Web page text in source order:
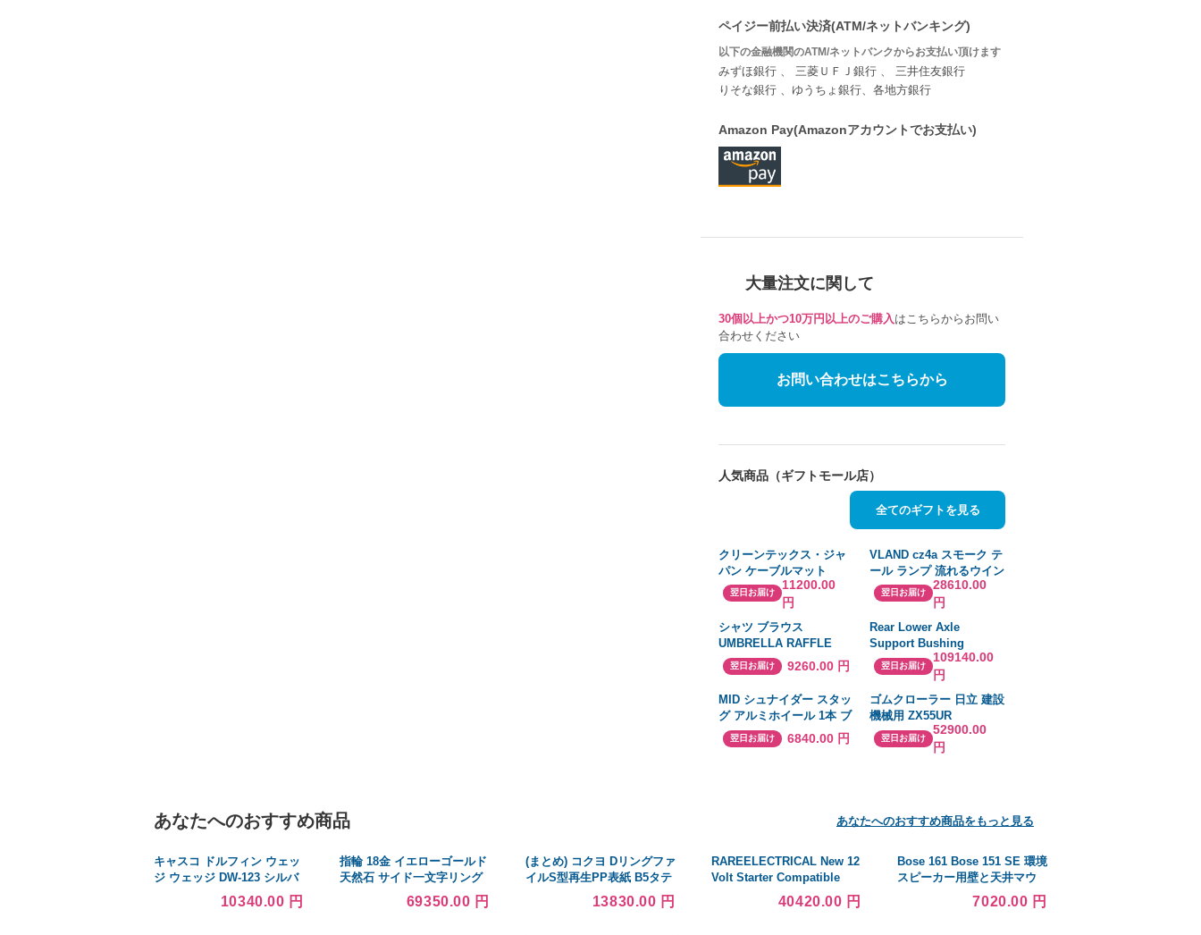
ペイジー前払い決済(ATM/ネットバンキング)
以下の金融機関のATM/ネットバンクからお支払い頂けます
みずほ銀行 、 三菱ＵＦＪ銀行 、 三井住友銀行
りそな銀行 、ゆうちょ銀行、各地方銀行
Amazon Pay(Amazonアカウントでお支払い)
大量注文に関して
30個以上かつ10万円以上のご購入 はこちらからお問い
合わせください
お問い合わせはこちらから
人気商品（ギフトモール店）
全てのギフトを見る
クリーンテックス・ジャ
パン ケーブルマット
50×200cm AY00007
翌日お届け
11200.00
円
VLAND cz4a スモーク テ
ール ランプ 流れるウイン
カー ランエボX ギャラン
フォルティス LED テール
翌日お届け
28610.00
円
シャツ ブラウス
UMBRELLA RAFFLE
TOP レディース
翌日お届け 9260.00 円
Rear Lower Axle
Support Bushing
Compatible With Audi
Cabriolet 1 並行輸入品
翌日お届け
109140.00
円
MID シュナイダー スタッ
グ アルミホイール 1本 ブ
ーン M300系(14×5.5J 4-
100 INSET38 メタリック
翌日お届け 6840.00 円
ゴムクローラー 日立 建設
機械用 ZX55UR
400×72.5×74
翌日お届け
52900.00
円
あなたへのおすすめ商品 あなたへのおすすめ商品をもっと見る
キャスコ ドルフィン ウェッ
ジ ウェッジ DW-123 シルバ
ー Dolphin Wedge DW-123
シルバー 52° フレックスそ
10340.00 円
指輪 18金 イエローゴールド
天然石 サイド一文字リング
主石の直径約3.8mm 四本爪
69350.00 円
(まとめ) コクヨ Dリングファ
イルS型再生PP表紙 B5タテ
2穴 300枚収容 背幅45mm
緑 フ-FD431NG 1冊 〔×30セ
13830.00 円
RAREELECTRICAL New 12
Volt Starter Compatible
with YANMAR Marine
Engine 6LY-STZY 6LY-UT
40420.00 円
Bose 161 Bose 151 SE 環境
スピーカー用壁と天井マウ
ント 複数の傾き＆回転調節
可能なマウントブラケット
7020.00 円